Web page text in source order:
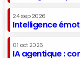
24 sep 2026
Intelligence
01 oct 2026
IA agentique :